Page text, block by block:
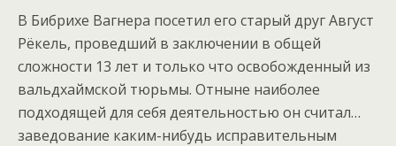
В Бибрихе Вагнера посетил его старый друг Август
Рёкель, проведший в заключении в общей
сложности 13 лет и только что освобожденный из
вальдхаймской тюрьмы. Отныне наиболее
подходящей для себя деятельностью он считал…
заведование каким-нибудь исправительным